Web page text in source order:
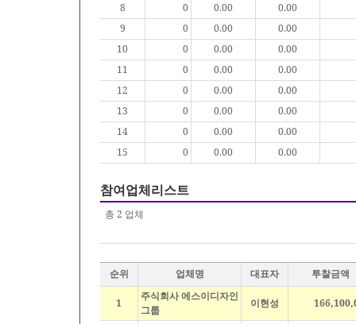
8
0 0.00
0.00
9
0 0.00
0.00
10
0 0.00
0.00
11
0 0.00
0.00
12
0 0.00
0.00
13
0 0.00
0.00
14
0 0.00
0.00
15
0 0.00 0.00
참여업체리스트
총 2 업체
순위 업체명 대표자 투찰금액
1
주식회사 에스이디자인
그룹
이현성